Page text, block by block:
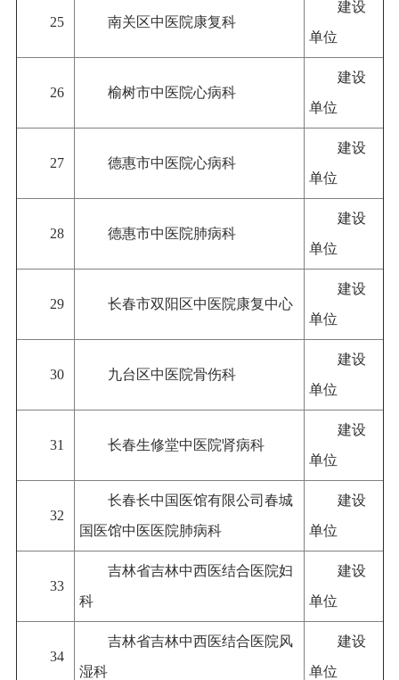
25 南关区中医院康复科
建设
单位
26 榆树市中医院心病科
建设
单位
27 德惠市中医院心病科
建设
单位
28 德惠市中医院肺病科
建设
单位
29 长春市双阳区中医院康复中心
建设
单位
30 九台区中医院骨伤科
建设
单位
31 长春生修堂中医院肾病科
建设
单位
32
长春长中国医馆有限公司春城
国医馆中医医院肺病科
建设
单位
33
吉林省吉林中西医结合医院妇
科
建设
单位
34
吉林省吉林中西医结合医院风
湿科
建设
单位